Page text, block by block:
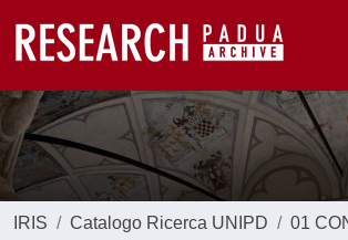
IRIS Catalogo Ricerca UNIPD 01